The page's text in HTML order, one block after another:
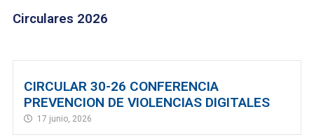
Circulares 2026
CIRCULAR 30-26 CONFERENCIA
PREVENCION DE VIOLENCIAS DIGITALES
17 junio, 2026